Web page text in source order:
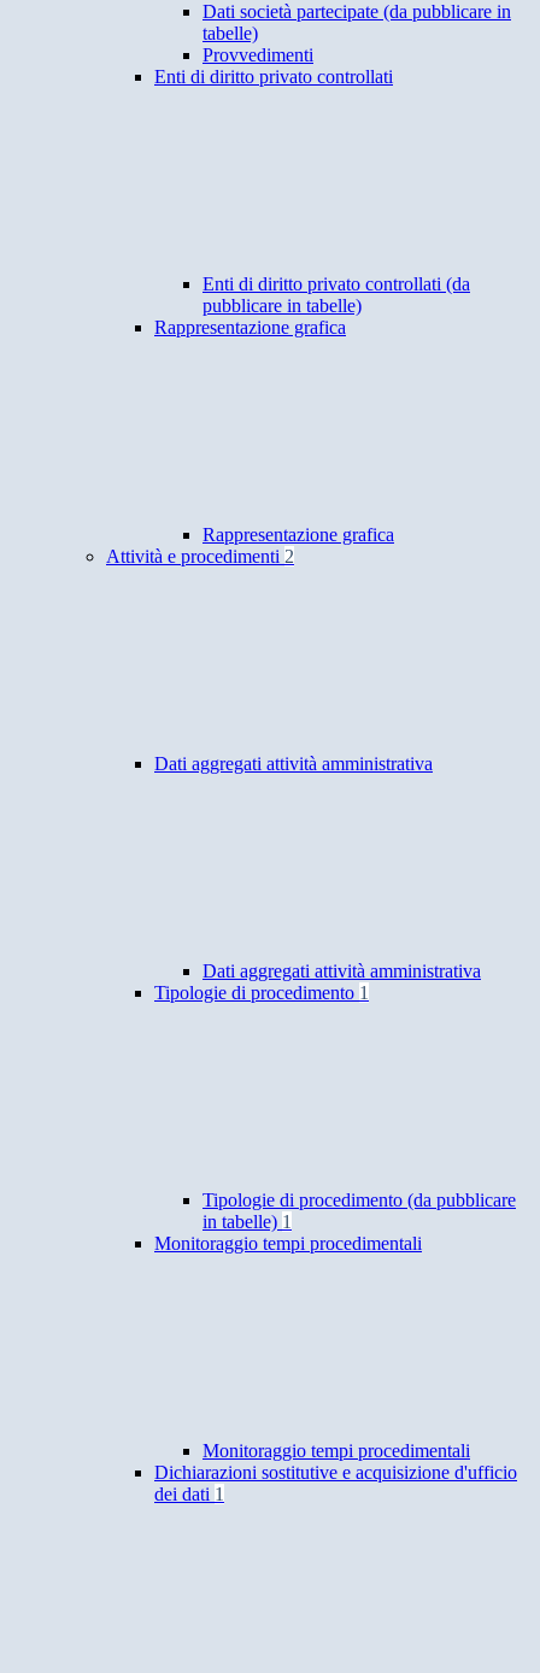
Dati società partecipate (da pubblicare in
tabelle)
Provvedimenti
Enti di diritto privato controllati
Enti di diritto privato controllati (da
pubblicare in tabelle)
Rappresentazione grafica
Rappresentazione grafica
Attività e procedimenti 2
Dati aggregati attività amministrativa
Dati aggregati attività amministrativa
Tipologie di procedimento 1
Tipologie di procedimento (da pubblicare
in tabelle) 1
Monitoraggio tempi procedimentali
Monitoraggio tempi procedimentali
Dichiarazioni sostitutive e acquisizione d'ufficio
dei dati 1